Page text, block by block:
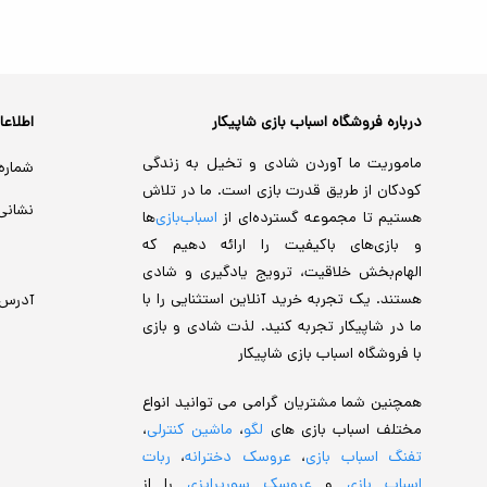
درباره فروشگاه اسباب بازی شاپیکار
ماموریت ما آوردن شادی و تخیل به زندگی
کودکان از طریق قدرت بازی است. ما در تلاش
هستیم تا مجموعه گسترده‌ای از اسباب‌بازی‌ها
و بازی‌های باکیفیت را ارائه دهیم که
الهام‌بخش خلاقیت، ترویج یادگیری و شادی
هستند. یک تجربه خرید آنلاین استثنایی را با
ما در شاپیکار تجربه کنید. لذت شادی و بازی
با فروشگاه اسباب بازی شاپیکار
همچنین شما مشتریان گرامی می توانید انواع
مختلف اسباب بازی های لگو، ماشین کنترلی،
تفنگ اسباب بازی، عروسک دخترانه، ربات